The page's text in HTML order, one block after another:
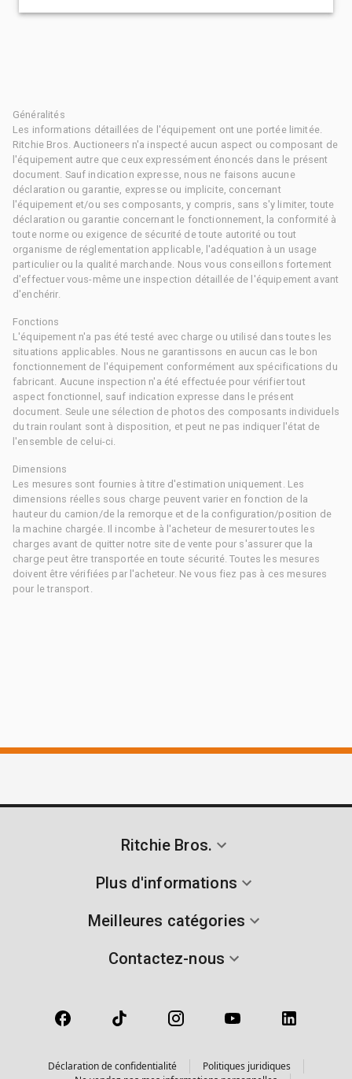
Généralités
Les informations détaillées de l'équipement ont une portée limitée.
Ritchie Bros. Auctioneers n'a inspecté aucun aspect ou composant de
l'équipement autre que ceux expressément énoncés dans le présent
document. Sauf indication expresse, nous ne faisons aucune
déclaration ou garantie, expresse ou implicite, concernant
l'équipement et/ou ses composants, y compris, sans s'y limiter, toute
déclaration ou garantie concernant le fonctionnement, la conformité à
toute norme ou exigence de sécurité de toute autorité ou tout
organisme de réglementation applicable, l'adéquation à un usage
particulier ou la qualité marchande. Nous vous conseillons fortement
d'effectuer vous-même une inspection détaillée de l'équipement avant
d'enchérir.
Fonctions
L'équipement n'a pas été testé avec charge ou utilisé dans toutes les
situations applicables. Nous ne garantissons en aucun cas le bon
fonctionnement de l'équipement conformément aux spécifications du
fabricant. Aucune inspection n'a été effectuée pour vérifier tout
aspect fonctionnel, sauf indication expresse dans le présent
document. Seule une sélection de photos des composants individuels
du train roulant sont à disposition, et peut ne pas indiquer l'état de
l'ensemble de celui-ci.
Dimensions
Les mesures sont fournies à titre d'estimation uniquement. Les
dimensions réelles sous charge peuvent varier en fonction de la
hauteur du camion/de la remorque et de la configuration/position de
la machine chargée. Il incombe à l'acheteur de mesurer toutes les
charges avant de quitter notre site de vente pour s'assurer que la
charge peut être transportée en toute sécurité. Toutes les mesures
doivent être vérifiées par l'acheteur. Ne vous fiez pas à ces mesures
pour le transport.
Ritchie Bros.
Plus d'informations
Meilleures catégories
Contactez-nous
Déclaration de confidentialité
Politiques juridiques